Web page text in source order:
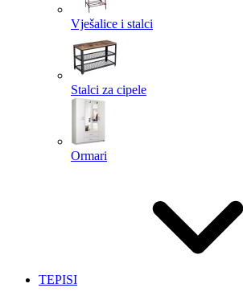
Vješalice i stalci
Stalci za cipele
Ormari
TEPISI